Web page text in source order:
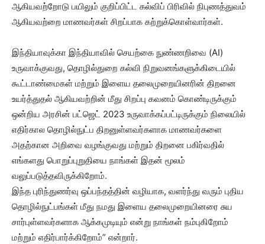
ஆகியவற்றோடு பயிலும் குறிப்பிட்ட கல்விப் பிரிவில் நிபுணத்துவம்
ஆகியவற்றை மாணவர்கள் சிறப்பாக கற்றுக்கொள்வார்கள்.
இந்தியாவுக்கா இந்தியாவில் செயற்கை நுண்ணறிவை (AI)
உருவாக்குவது, தொழில்துறை கல்வி நிறுவனங்களுக்கிடையில்
கூட்டாண்மைகள் மற்றும் இளைய தலைமுறையினரின் திறனை
உயர்த்துதல் ஆகியவற்றின் மீது சிறப்பு கவனம் கொண்டிருக்கும்
ஒன்றிய அரசின் பட்ஜெட் 2023 உருவாக்கப்பட்டிருக்கும் நிலையில்
எதிர்கால தொழில்நுட்ப திறனுள்ளவர்களாக மாணவர்களை
அதற்கான அறிவை வழங்குவது மற்றும் திறனை பகிர்வதில்
எங்களது பொறுப்புறுதியை நாங்கள் இதன் மூலம்
வலுப்படுத்தவிருக்கிறோம்.
இந்த புரிந்துணர்வு ஒப்பந்தத்தின் வழியாக, வளர்ந்து வரும் புதிய
தொழில்நுட்பங்கள் மீது நமது இளைய தலைமுறையினரை சுய
சார்புள்ளவர்களாக ஆக்கமுடியும் என்று நாங்கள் நம்புகிறோம்
மற்றும் எதிர்பார்க்கிறோம்” என்றார்.